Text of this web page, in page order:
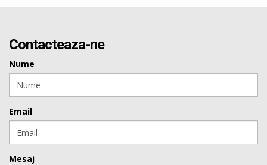
Contacteaza-ne
Nume
Email
Mesaj